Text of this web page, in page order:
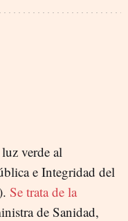
verde al
e Integridad del
Se trata de la
de Sanidad,